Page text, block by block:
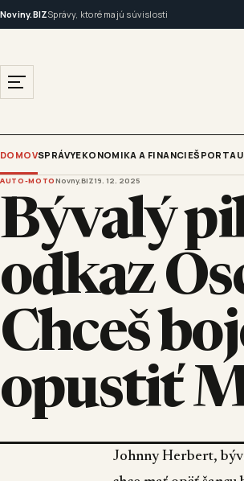
Noviny.BIZSprávy, ktoré majú súvislosti
DOMOVSPRÁVYEKONOMIKA A FINANCIEŠPORT
AUTO-MOTONovny.BIZ19. 12. 2025
Bývalý
odkaz
Chceš
opustiť
Johnny Herbert,